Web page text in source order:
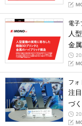
電子
人
金
フォ
注
づ